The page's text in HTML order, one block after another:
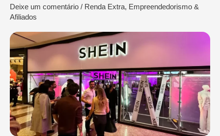
Deixe um comentário / Renda Extra, Empreendedorismo &
Afiliados